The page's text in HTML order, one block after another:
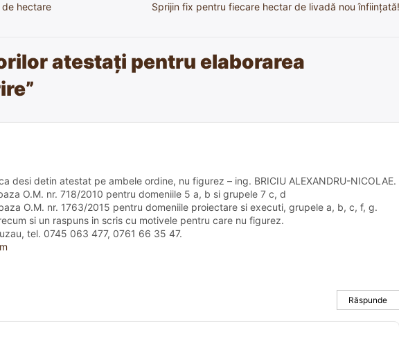
hectare
Sprijin fix pentru fiecare hectar de livadă nou înființată!
atestați pentru elaborarea
”
desi detin atestat pe ambele ordine, nu figurez – ing. BRICIU ALEXANDRU-NICOLAE.
O.M. nr. 718/2010 pentru domeniile 5 a, b si grupele 7 c, d
O.M. nr. 1763/2015 pentru domeniile proiectare si executi, grupele a, b, c, f, g.
si un raspuns in scris cu motivele pentru care nu figurez.
tel. 0745 063 477, 0761 66 35 47.
Răspunde